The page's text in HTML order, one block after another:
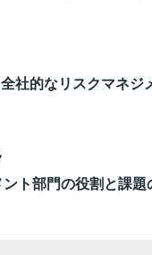
社的なリスクマネジ
ント部門の役割と課